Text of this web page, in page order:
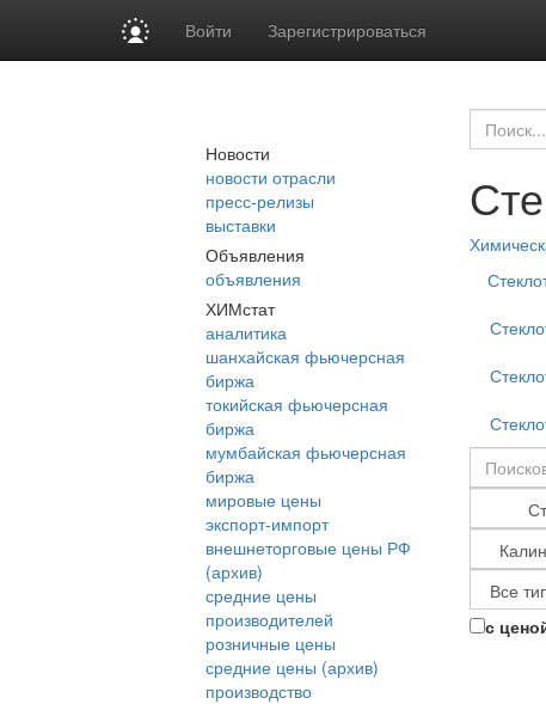
Войти Зарегистрироваться
Новости
новости отрасли
пресс-релизы
выставки
Объявления
объявления
ХИМстат
аналитика
шанхайская фьючерсная
биржа
токийская фьючерсная
биржа
мумбайская фьючерсная
биржа
мировые цены
экспорт-импорт
внешнеторговые цены РФ
(архив)
средние цены
производителей
розничные цены
средние цены (архив)
производство
с